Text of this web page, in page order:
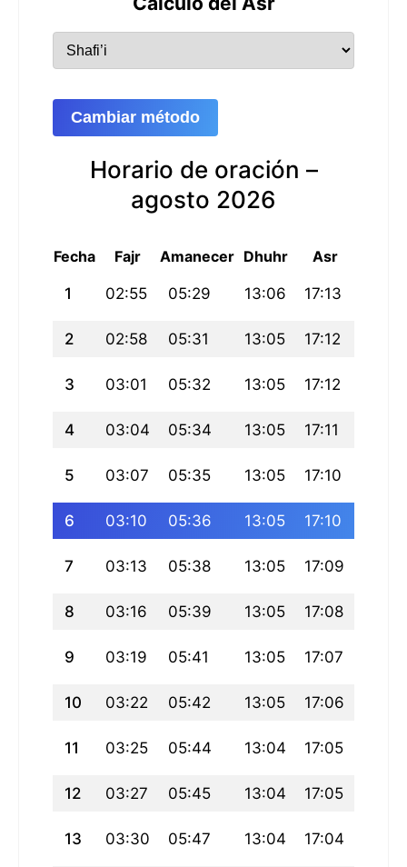
Cambiar método
Horario de oración –
agosto 2026
Fecha Fajr Amanecer Dhuhr Asr
1 02:55 05:29 13:06 17:13
2 02:58 05:31 13:05 17:12
3 03:01 05:32 13:05 17:12
4 03:04 05:34 13:05 17:11
5 03:07 05:35 13:05 17:10
6 03:10 05:36 13:05 17:10
7 03:13 05:38 13:05 17:09
8 03:16 05:39 13:05 17:08
9 03:19 05:41 13:05 17:07
10 03:22 05:42 13:05 17:06
11 03:25 05:44 13:04 17:05
12 03:27 05:45 13:04 17:05
13 03:30 05:47 13:04 17:04